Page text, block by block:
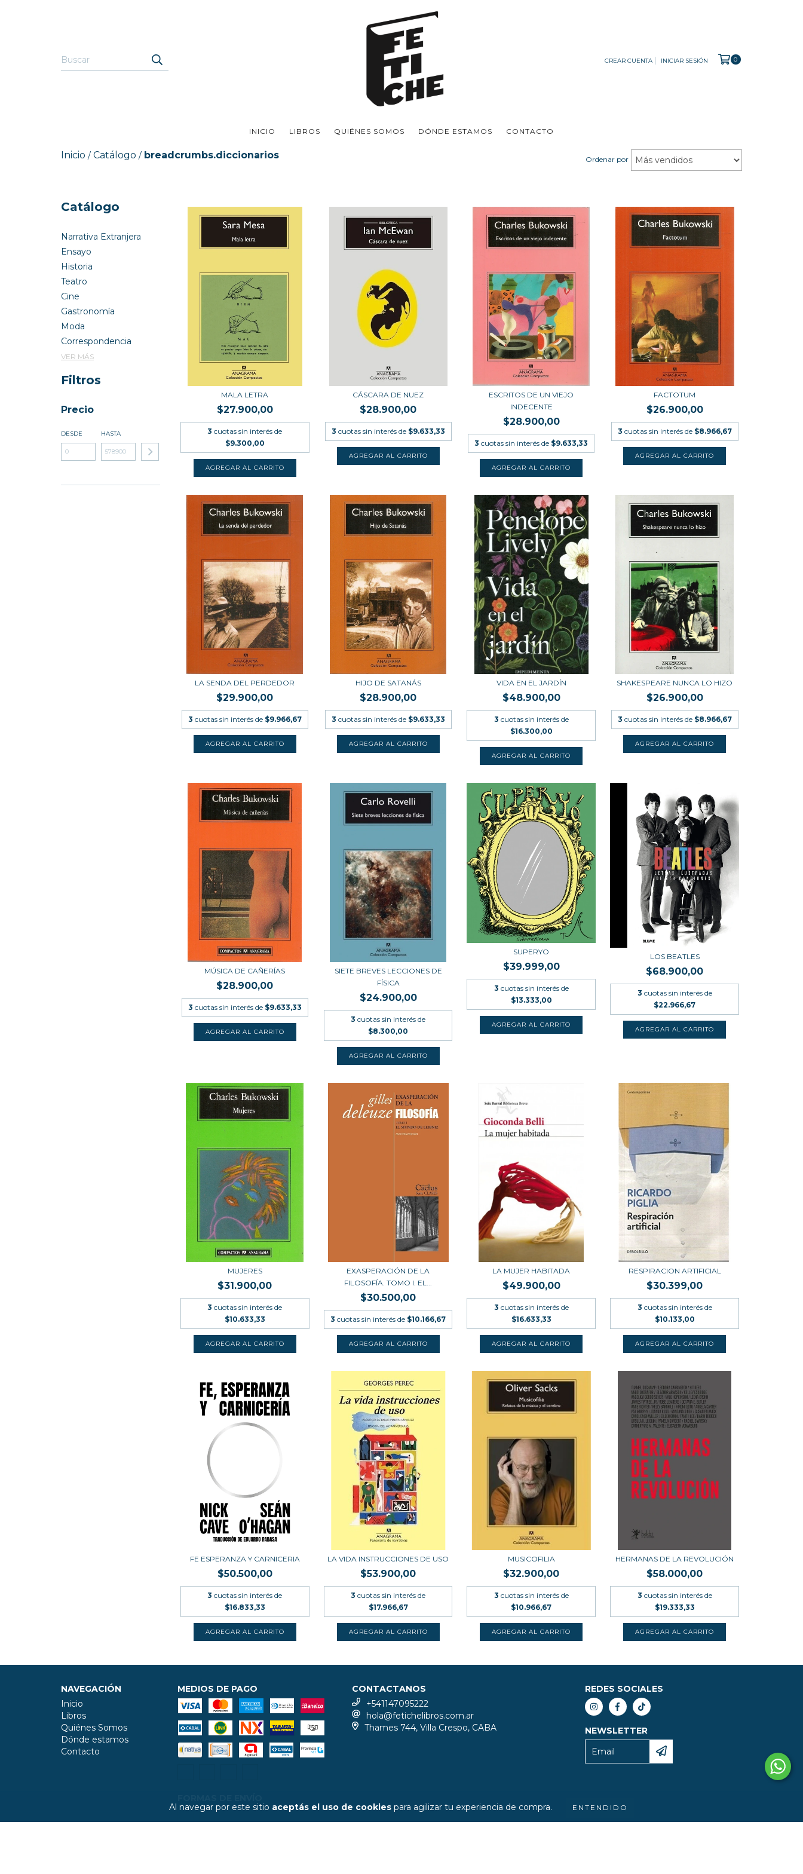
Al navegar por este sitio aceptás el uso de cookies para agilizar tu experiencia de compra. ENTENDIDO
CREAR CUENTA INICIAR SESIÓN 0
INICIO LIBROS QUIÉNES SOMOS DÓNDE ESTAMOS CONTACTO
Inicio / Catálogo / breadcrumbs.diccionarios Ordenar por
Catálogo
Narrativa Extranjera
Ensayo
Historia
Teatro
Cine
Gastronomía
Moda
Correspondencia
VER MÁS
Filtros
Precio
DESDE HASTA
MALA LETRA
$27.900,00
3 cuotas sin interés de
$9.300,00
CÁSCARA DE NUEZ
$28.900,00
3 cuotas sin interés de $9.633,33
ESCRITOS DE UN VIEJO
INDECENTE
$28.900,00
3 cuotas sin interés de $9.633,33
FACTOTUM
$26.900,00
3 cuotas sin interés de $8.966,67
LA SENDA DEL PERDEDOR
$29.900,00
3 cuotas sin interés de $9.966,67
HIJO DE SATANÁS
$28.900,00
3 cuotas sin interés de $9.633,33
VIDA EN EL JARDÍN
$48.900,00
3 cuotas sin interés de
$16.300,00
SHAKESPEARE NUNCA LO HIZO
$26.900,00
3 cuotas sin interés de $8.966,67
MÚSICA DE CAÑERÍAS
$28.900,00
3 cuotas sin interés de $9.633,33
SIETE BREVES LECCIONES DE
FÍSICA
$24.900,00
3 cuotas sin interés de
$8.300,00
SUPERYO
$39.999,00
3 cuotas sin interés de
$13.333,00
LOS BEATLES
$68.900,00
3 cuotas sin interés de
$22.966,67
MUJERES
$31.900,00
3 cuotas sin interés de
$10.633,33
EXASPERACIÓN DE LA
FILOSOFÍA. TOMO I. EL...
$30.500,00
3 cuotas sin interés de $10.166,67
LA MUJER HABITADA
$49.900,00
3 cuotas sin interés de
$16.633,33
RESPIRACION ARTIFICIAL
$30.399,00
3 cuotas sin interés de
$10.133,00
FE ESPERANZA Y CARNICERIA
$50.500,00
3 cuotas sin interés de
$16.833,33
LA VIDA INSTRUCCIONES DE USO
$53.900,00
3 cuotas sin interés de
$17.966,67
MUSICOFILIA
$32.900,00
3 cuotas sin interés de
$10.966,67
HERMANAS DE LA REVOLUCIÓN
$58.000,00
3 cuotas sin interés de
$19.333,33
NAVEGACIÓN
Inicio
Libros
Quiénes Somos
Dónde estamos
Contacto
MEDIOS DE PAGO
CONTACTANOS
+541147095222
hola@fetichelibros.com.ar
Thames 744, Villa Crespo, CABA
REDES SOCIALES
NEWSLETTER